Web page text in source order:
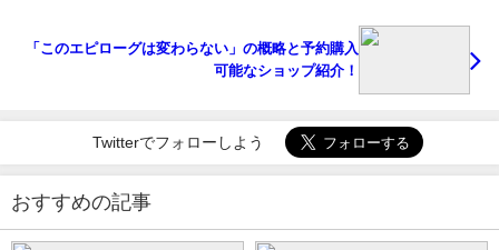
「このエピローグは変わらない」の概略と予約購入
可能なショップ紹介！
Twitterでフォローしよう
おすすめの記事